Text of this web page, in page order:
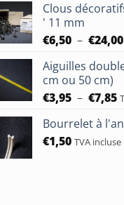
Clous
' 11 mm
€6,50 – €24,00
Aiguilles
cm ou 50 cm)
€3,95 – €7,85
Bourrelet à
€1,50 TVA incluse